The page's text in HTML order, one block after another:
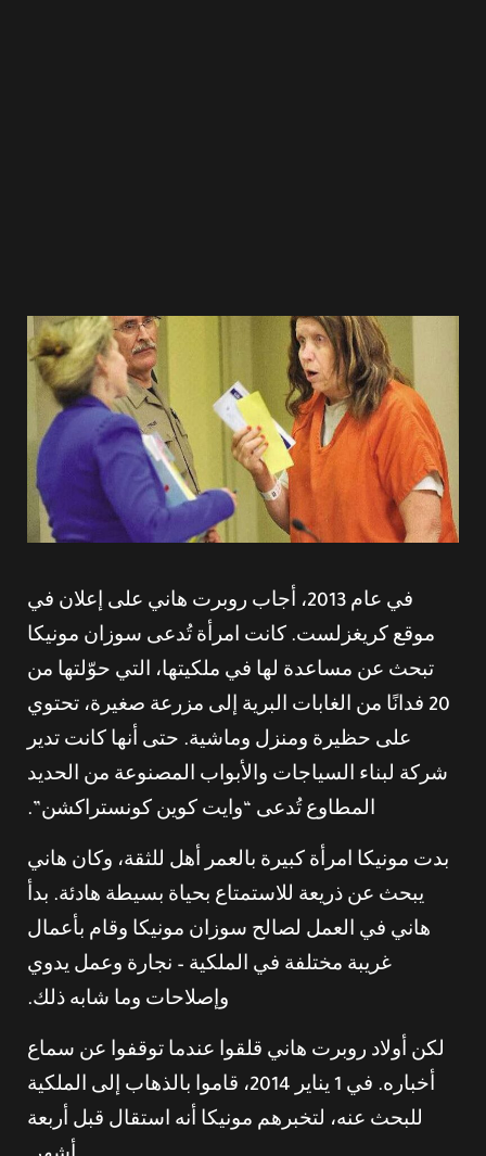
في عام 2013، أجاب روبرت هاني على إعلان في
موقع كريغزلست. كانت امرأة تُدعى سوزان مونيكا
تبحث عن مساعدة لها في ملكيتها، التي حوّلتها من
20 فدانًا من الغابات البرية إلى مزرعة صغيرة، تحتوي
على حظيرة ومنزل وماشية. حتى أنها كانت تدير
شركة لبناء السياجات والأبواب المصنوعة من الحديد
المطاوع تُدعى “وايت كوين كونستراكشن”.
بدت مونيكا امرأة كبيرة بالعمر أهل للثقة، وكان هاني
يبحث عن ذريعة للاستمتاع بحياة بسيطة هادئة. بدأ
هاني في العمل لصالح سوزان مونيكا وقام بأعمال
غريبة مختلفة في الملكية – نجارة وعمل يدوي
وإصلاحات وما شابه ذلك.
لكن أولاد روبرت هاني قلقوا عندما توقفوا عن سماع
أخباره. في 1 يناير 2014، قاموا بالذهاب إلى الملكية
للبحث عنه، لتخبرهم مونيكا أنه استقال قبل أربعة